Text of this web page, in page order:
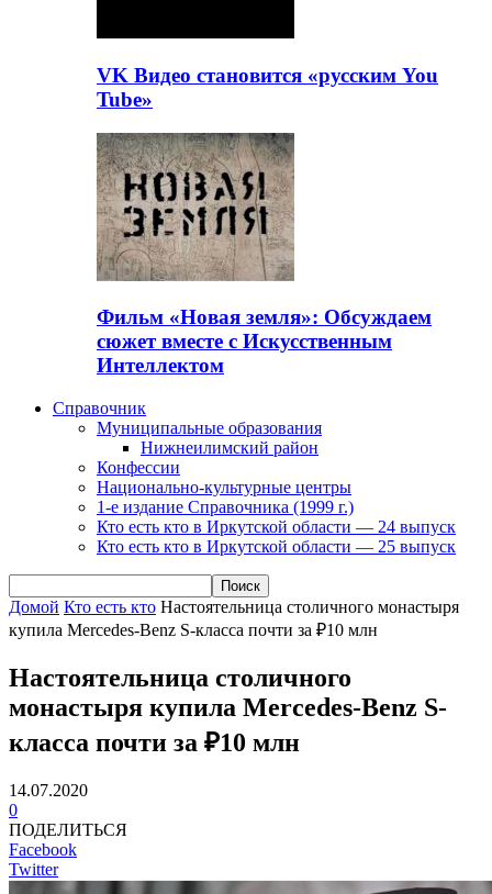
VK Видео становится «русским You
Tube»
Фильм «Новая земля»: Обсуждаем
сюжет вместе с Искусственным
Интеллектом
Справочник
Муниципальные образования
Нижнеилимский район
Конфессии
Национально-культурные центры
1-е издание Справочника (1999 г.)
Кто есть кто в Иркутской области — 24 выпуск
Кто есть кто в Иркутской области — 25 выпуск
Домой Кто есть кто Настоятельница столичного монастыря
купила Mercedes-Benz S-класса почти за ₽10 млн
Настоятельница столичного
монастыря купила Mercedes-Benz S-
класса почти за ₽10 млн
14.07.2020
0
ПОДЕЛИТЬСЯ
Facebook
Twitter